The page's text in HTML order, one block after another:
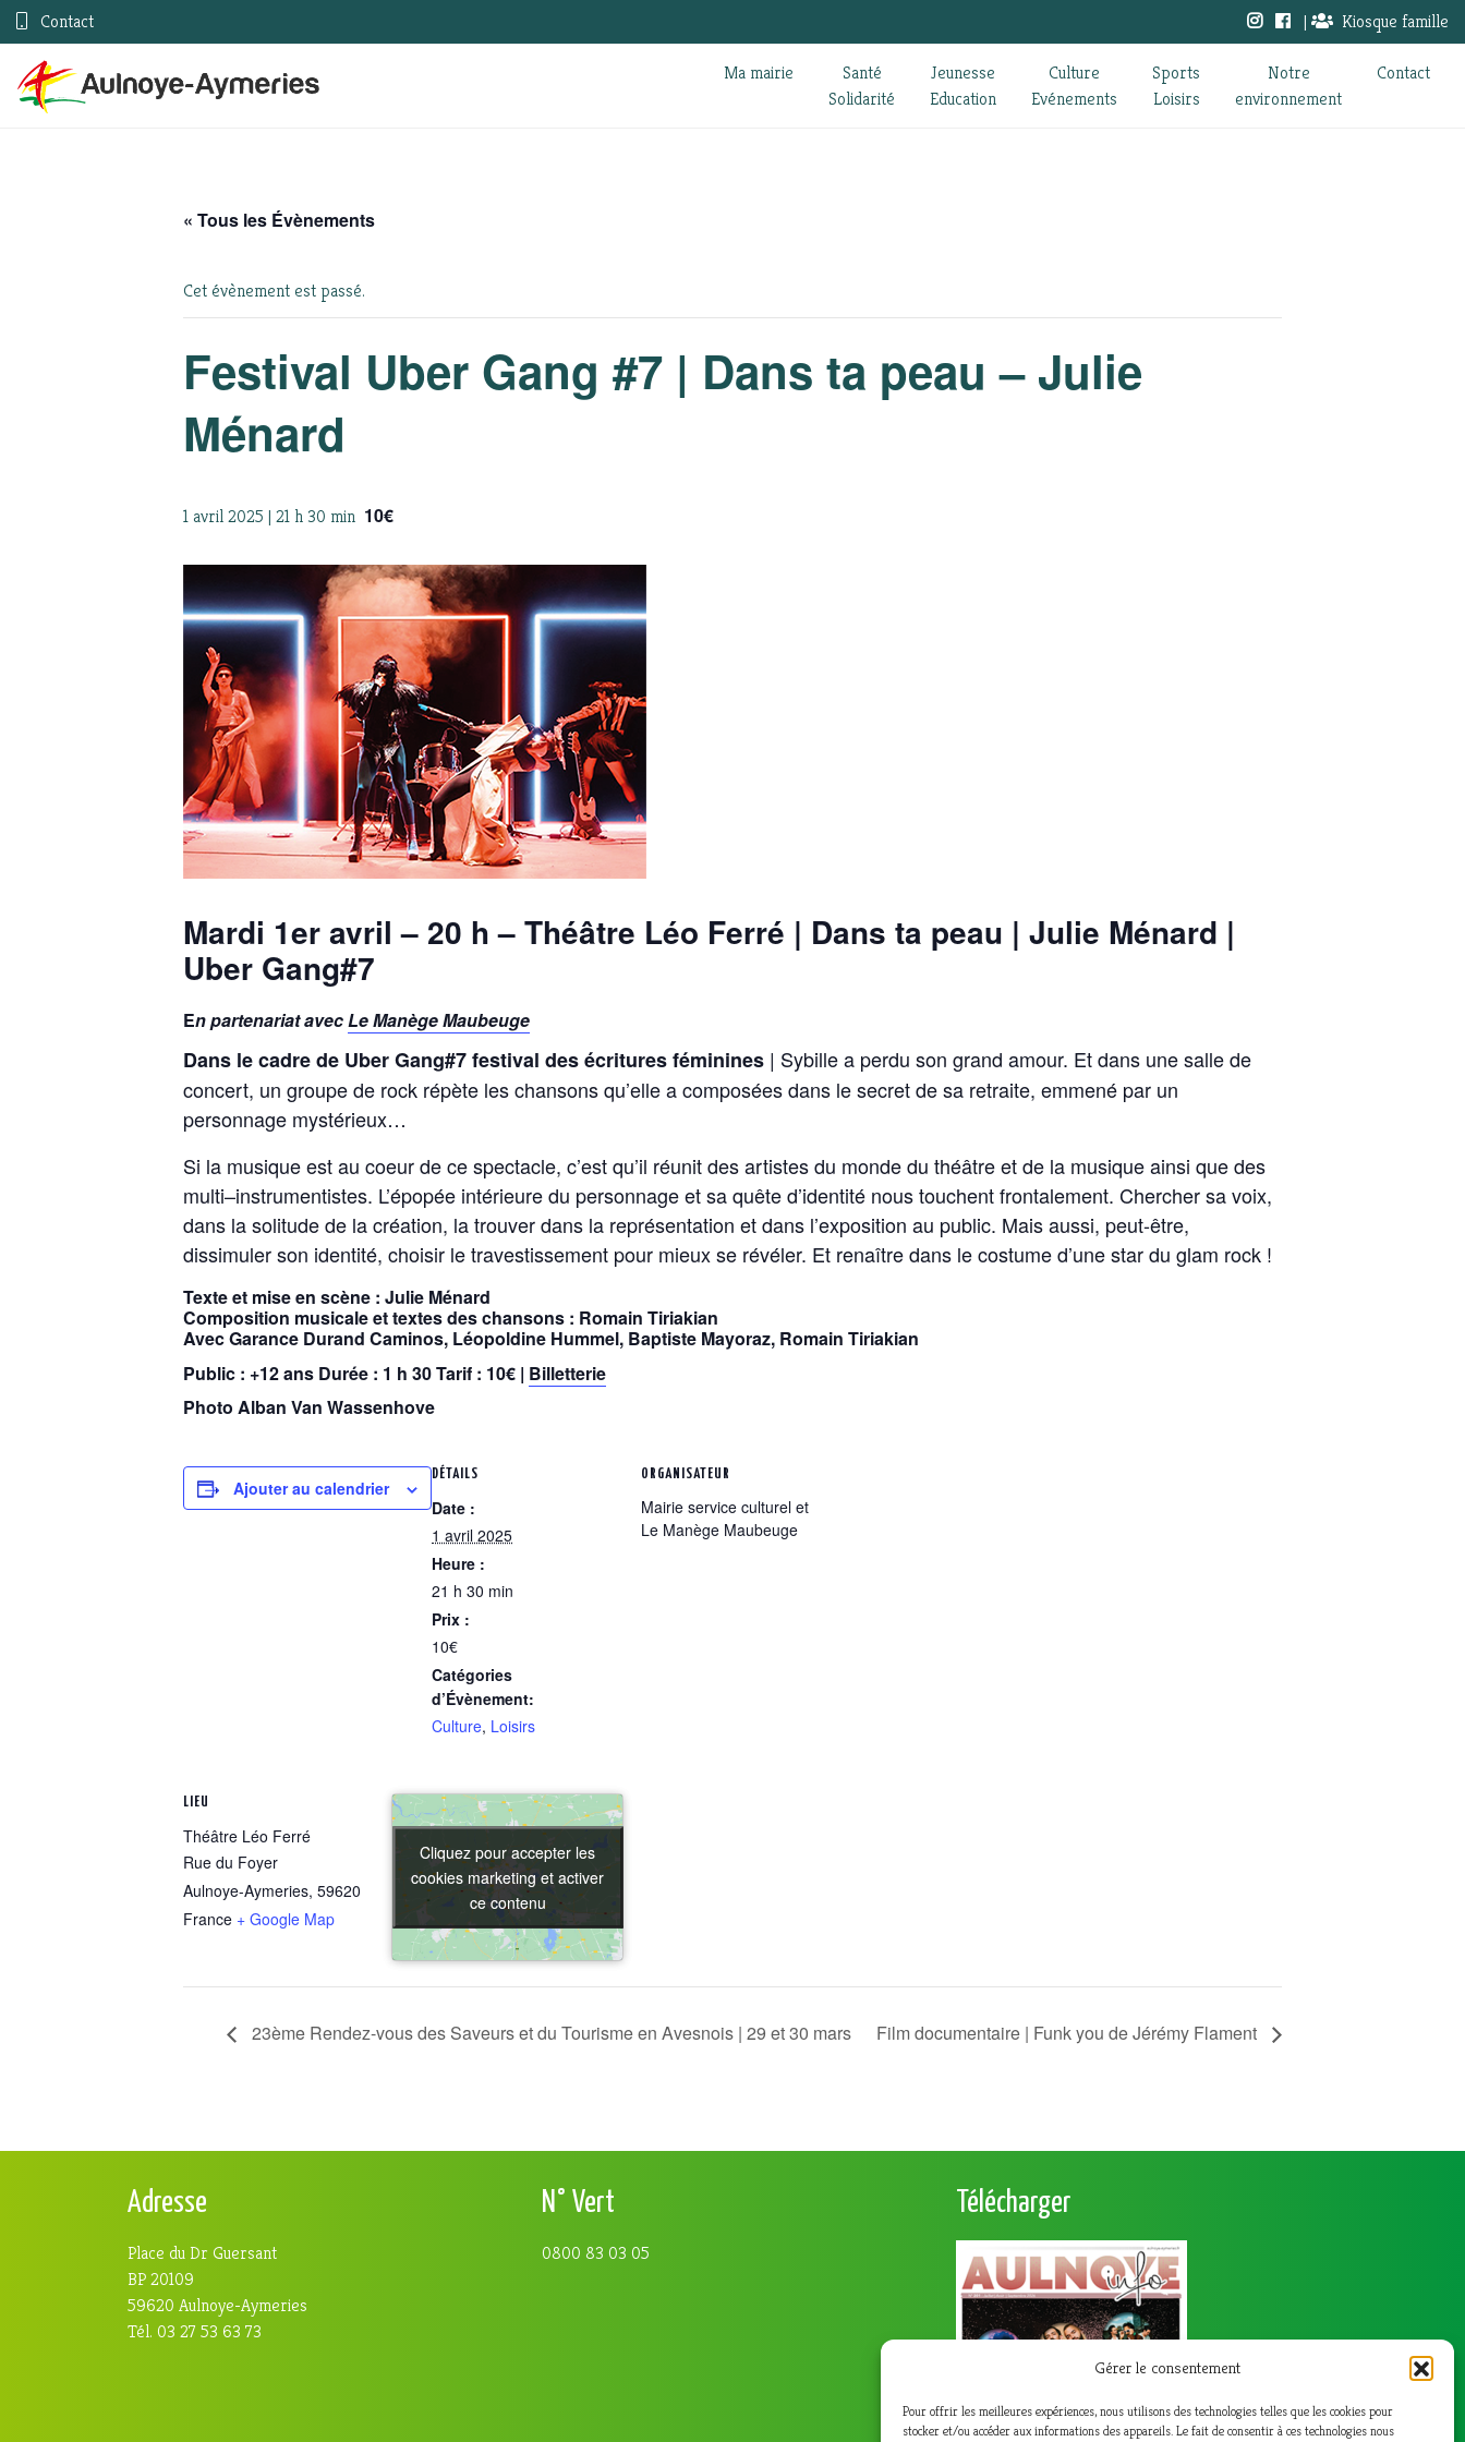
Gérer le consentement
Pour offrir les meilleures expériences, nous utilisons des technologies telles que les cookies pour
stocker et/ou accéder aux informations des appareils. Le fait de consentir à ces technologies nous
Contact | Kiosque famille
Ma mairie
Santé
Solidarité
Jeunesse
Education
Culture
Evénements
Sports
Loisirs
Notre
environnement
Contact
« Tous les Évènements
Cet évènement est passé.
Festival Uber Gang #7 | Dans ta peau – Julie
Ménard
1 avril 2025 | 21 h 30 min 10€
Mardi 1er avril – 20 h – Théâtre Léo Ferré | Dans ta peau | Julie Ménard |
Uber Gang#7
En partenariat avecLe Manège Maubeuge
Dans le cadre de Uber Gang#7 festival des écritures féminines | Sybille a perdu son grand amour. Et dans une salle de
concert, un groupe de rock répète les chansons qu’elle a composées dans le secret de sa retraite, emmené par un
personnage mystérieux…
Si la musique est au coeur de ce spectacle, c’est qu’il réunit des artistes du monde du théâtre et de la musique ainsi que des
multi–instrumentistes. L’épopée intérieure du personnage et sa quête d’identité nous touchent frontalement. Chercher sa voix,
dans la solitude de la création, la trouver dans la représentation et dans l’exposition au public. Mais aussi, peut-être,
dissimuler son identité, choisir le travestissement pour mieux se révéler. Et renaître dans le costume d’une star du glam rock !
Texte et mise en scène : Julie Ménard
Composition musicale et textes des chansons : Romain Tiriakian
Avec Garance Durand Caminos, Léopoldine Hummel, Baptiste Mayoraz, Romain Tiriakian
Public : +12 ans Durée : 1 h 30 Tarif : 10€ | Billetterie
Photo Alban Van Wassenhove
Ajouter au calendrier
DÉTAILS
Date :
1 avril 2025
Heure :
21 h 30 min
Prix :
10€
Catégories
d’Évènement:
Culture, Loisirs
ORGANISATEUR
Mairie service culturel et
Le Manège Maubeuge
LIEU
Théâtre Léo Ferré
Rue du Foyer
Aulnoye-Aymeries, 59620
France + Google Map
Cliquez pour accepter les
cookies marketing et activer
ce contenu
Cliquez pour accepter les
cookies marketing et activer
ce contenu
23ème Rendez-vous des Saveurs et du Tourisme en Avesnois | 29 et 30 mars Film documentaire | Funk you de Jérémy Flament
Adresse
Place du Dr Guersant
BP 20109
59620 Aulnoye-Aymeries
Tél. 03 27 53 63 73
N° Vert
0800 83 03 05
Télécharger